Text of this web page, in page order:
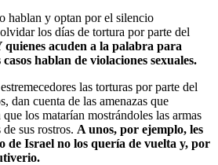
hablan y optan por el silencio
los días de tortura por parte del
quienes acuden a la palabra para
hablan de violaciones sexuales.
las torturas por parte del
dan cuenta de las amenazas que
los matarían mostrándoles las armas
sus rostros. A unos, por ejemplo, les
de Israel no los quería de vuelta y, por